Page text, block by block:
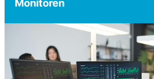
Monitoren